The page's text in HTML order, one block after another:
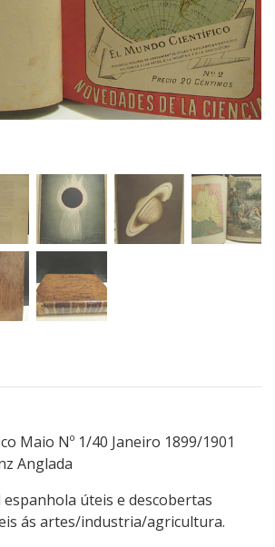
Maio Nº 1/40 Janeiro 1899/1901
Anglada
espanhola úteis e descobertas
ás artes/industria/agricultura.